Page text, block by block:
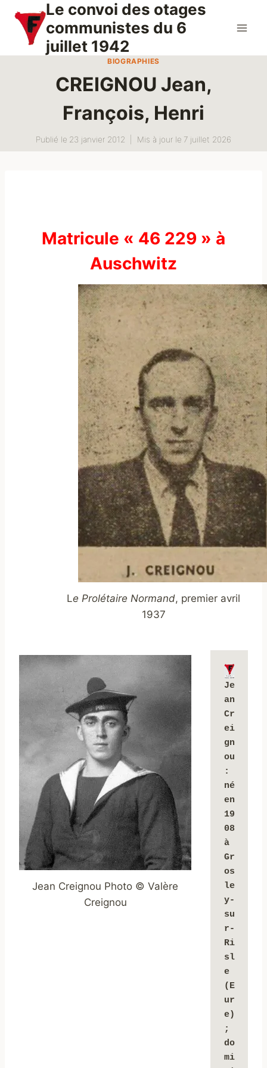
contenu
Le convoi des otages
communistes du 6
juillet 1942
BIOGRAPHIES
CREIGNOU Jean,
François, Henri
Publié le 23 janvier 2012 Mis à jour le 7 juillet 2026
Matricule « 46 229 » à
Auschwitz
Le Prolétaire Normand, premier avril
1937
Jean Creignou Photo © Valère
Creignou
Je
an
Cr
ei
gn
ou
né
en
19
08
à
Gr
os
le
y-
su
r-
Ri
sl
e
(E
ur
e)
;
do
mi